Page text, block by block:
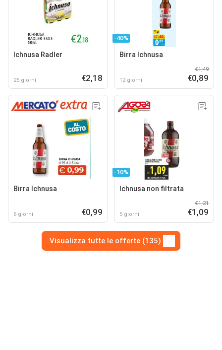
Ichnusa Radler
25 giorni €2,18
-40%
Birra Ichnusa
12 giorni
€1,49
€0,89
Birra Ichnusa
6 giorni €0,99
-10%
Ichnusa non filtrata
5 giorni
€1,21
€1,09
Visualizza tutte le offerte (135)